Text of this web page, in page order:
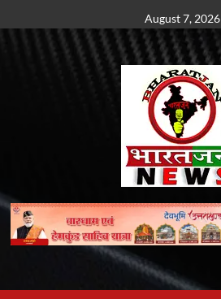
to
August 7, 2026